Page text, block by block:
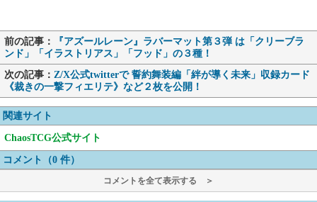
前の記事：
『アズールレーン』ラバーマット第３弾 は「クリーブラ
ンド」「イラストリアス」「フッド」の３種！
次の記事： Z/X公式twitterで 誓約舞装編「絆が導く未来」収録カード
《裁きの一撃フィエリテ》など２枚を公開！
関連サイト
ChaosTCG公式サイト
コメント（0 件）
コメントを全て表示する ＞